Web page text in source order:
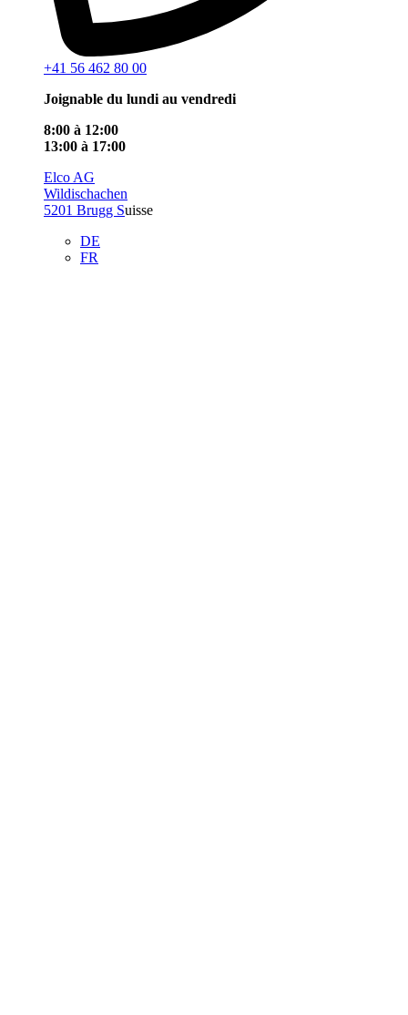
+41 56 462 80 00
Joignable du lundi au vendredi
8:00 à 12:00
13:00 à 17:00
Elco AG
Wildischachen
5201 Brugg Suisse
DE
FR